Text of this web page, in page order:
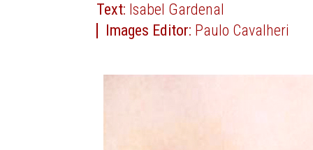
Text: Isabel Gardenal
Images Editor: Paulo Cavalheri